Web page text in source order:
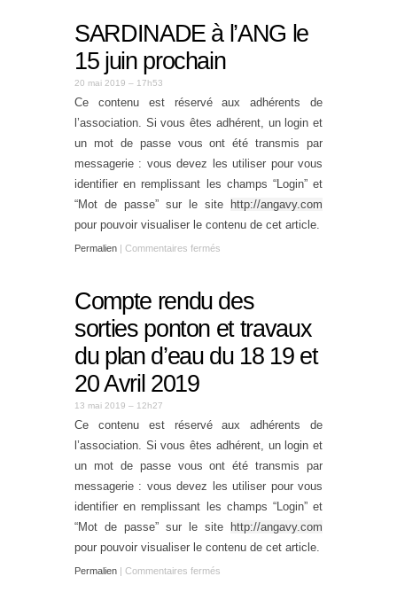
SARDINADE à l’ANG le
15 juin prochain
20 mai 2019 – 17h53
Ce contenu est réservé aux adhérents de
l’association. Si vous êtes adhérent, un login et
un mot de passe vous ont été transmis par
messagerie : vous devez les utiliser pour vous
identifier en remplissant les champs “Login” et
“Mot de passe” sur le site
http://angavy.com
pour pouvoir visualiser le contenu de cet article.
Permalien | Commentaires fermés
Compte rendu des
sorties ponton et travaux
du plan d’eau du 18 19 et
20 Avril 2019
13 mai 2019 – 12h27
Ce contenu est réservé aux adhérents de
l’association. Si vous êtes adhérent, un login et
un mot de passe vous ont été transmis par
messagerie : vous devez les utiliser pour vous
identifier en remplissant les champs “Login” et
“Mot de passe” sur le site
http://angavy.com
pour pouvoir visualiser le contenu de cet article.
Permalien | Commentaires fermés